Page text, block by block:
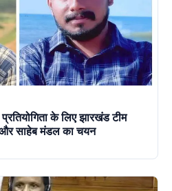
के लिए झारखंड टीम
और साहेब मंडल का चयन